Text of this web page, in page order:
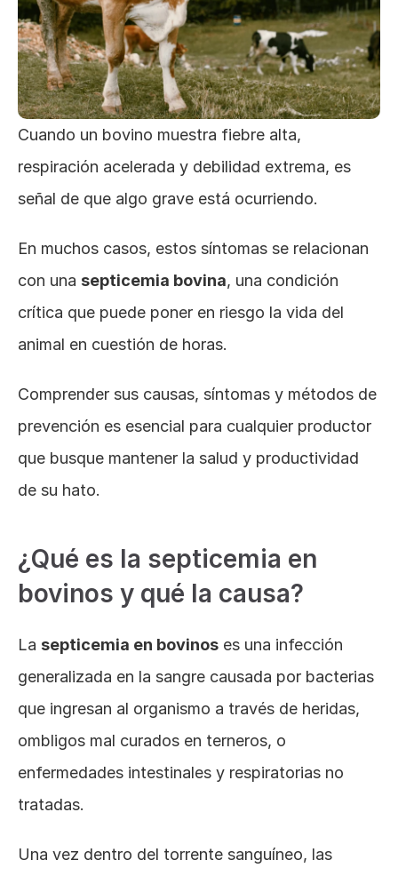
Cuando un bovino muestra fiebre alta,
respiración acelerada y debilidad extrema, es
señal de que algo grave está ocurriendo.
En muchos casos, estos síntomas se relacionan
con una septicemia bovina, una condición
crítica que puede poner en riesgo la vida del
animal en cuestión de horas.
Comprender sus causas, síntomas y métodos de
prevención es esencial para cualquier productor
que busque mantener la salud y productividad
de su hato.
¿Qué es la septicemia en
bovinos y qué la causa?
La septicemia en bovinos es una infección
generalizada en la sangre causada por bacterias
que ingresan al organismo a través de heridas,
ombligos mal curados en terneros, o
enfermedades intestinales y respiratorias no
tratadas.
Una vez dentro del torrente sanguíneo, las